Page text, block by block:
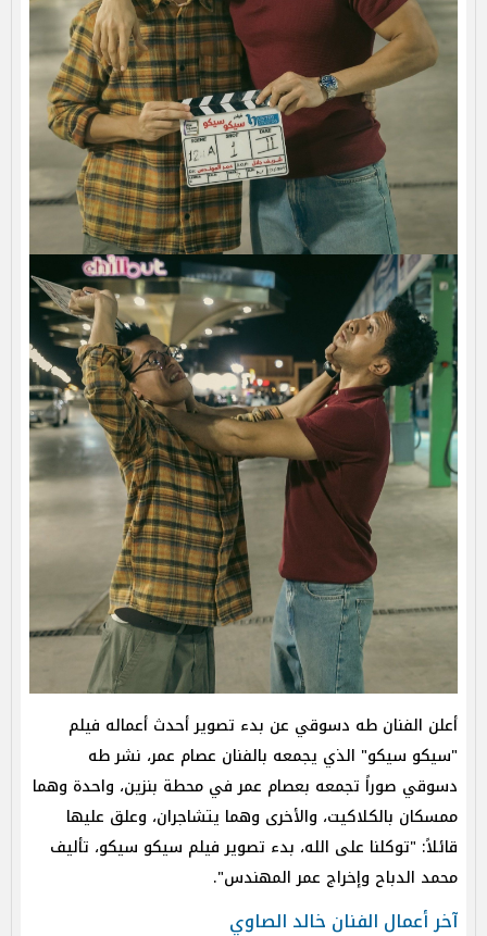
أعلن الفنان طه دسوقي عن بدء تصوير أحدث أعماله فيلم
"سيكو سيكو" الذي يجمعه بالفنان عصام عمر، نشر طه
دسوقي صوراً تجمعه بعصام عمر في محطة بنزين، واحدة وهما
ممسكان بالكلاكيت، والأخرى وهما يتشاجران، وعلق عليها
قائلاً: "توكلنا على الله، بدء تصوير فيلم سيكو سيكو، تأليف
محمد الدباح وإخراج عمر المهندس".
آخر أعمال الفنان خالد الصاوي